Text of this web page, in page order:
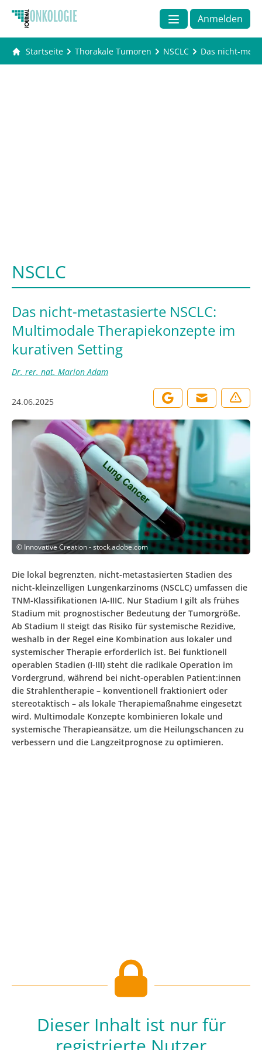
Anmelden
Startseite Thorakale Tumoren NSCLC Das nicht-
NSCLC
Das nicht-metastasierte NSCLC:
Multimodale Therapiekonzepte im
kurativen Setting
Dr. rer. nat. Marion Adam
24.06.2025
© Innovative Creation - stock.adobe.com
Die lokal begrenzten, nicht-metastasierten Stadien des
nicht-kleinzelligen Lungenkarzinoms (NSCLC) umfassen die
TNM-Klassifikationen IA-IIIC. Nur Stadium I gilt als frühes
Stadium mit prognostischer Bedeutung der Tumorgröße.
Ab Stadium II steigt das Risiko für systemische Rezidive,
weshalb in der Regel eine Kombination aus lokaler und
systemischer Therapie erforderlich ist. Bei funktionell
operablen Stadien (I-III) steht die radikale Operation im
Vordergrund, während bei nicht-operablen Patient:innen
die Strahlentherapie – konventionell fraktioniert oder
stereotaktisch – als l­okale Therapiemaßnahme eingesetzt
wird. Multimodale Konzepte kombinieren lokale und
systemische Therapieansätze, um die Heilungschancen zu
verbessern und die Langzeitprognose zu optimieren.
Dieser Inhalt ist nur für